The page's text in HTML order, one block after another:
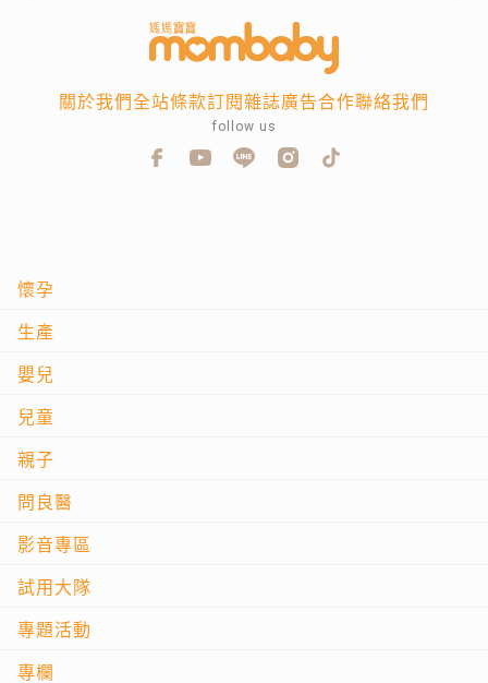
懷孕
生產
嬰兒
兒童
親子
問良醫
影音專區
試用大隊
專題活動
專欄
關於我們全站條款訂閱雜誌廣告合作聯絡我們
follow us